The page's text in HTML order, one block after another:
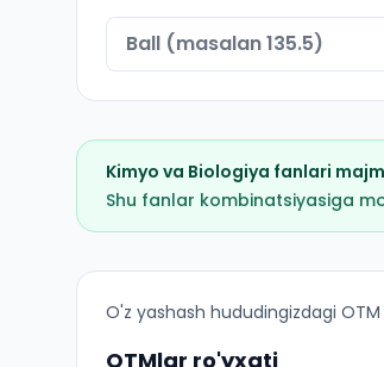
Kimyo va Biologiya fanlari
Shu fanlar kombinatsiyasiga
Fundamental tibbiyot
O'z yashash hududingizdagi
OTMlar ro'yxati